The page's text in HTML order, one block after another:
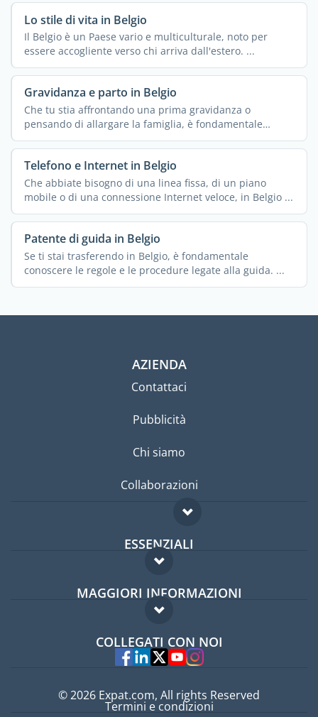
Lo stile di vita in Belgio
Il Belgio è un Paese vario e multiculturale, noto per
essere accogliente verso chi arriva dall'estero. ...
Gravidanza e parto in Belgio
Che tu stia affrontando una prima gravidanza o
pensando di allargare la famiglia, è fondamentale
conoscere ...
Telefono e Internet in Belgio
Che abbiate bisogno di una linea fissa, di un piano
mobile o di una connessione Internet veloce, in Belgio ...
Patente di guida in Belgio
Se ti stai trasferendo in Belgio, è fondamentale
conoscere le regole e le procedure legate alla guida. ...
AZIENDA
Contattaci
Pubblicità
Chi siamo
Collaborazioni
ESSENZIALI
Forum per expat
Guida per expat
MAGGIORI INFORMAZIONI
Domande frequenti
Esperti
COLLEGATI CON NOI
© 2026 Expat.com, All rights Reserved
Termini e condizioni